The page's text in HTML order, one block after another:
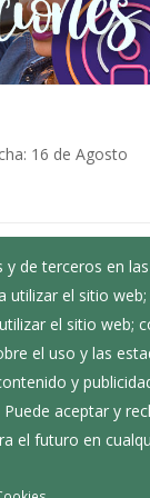
16 de Agosto
y baile.
de terceros en
utilizar el sitio
el sitio web;
el uso y las
y
aceptar y
el futuro en
del Coco